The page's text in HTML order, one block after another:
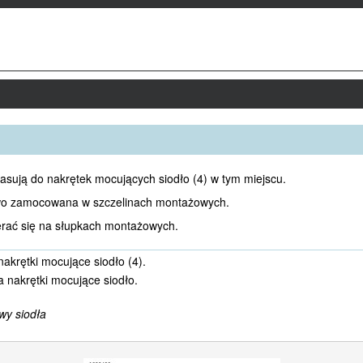
do nakrętek mocujących siodło (4) w tym miejscu.
zamocowana w szczelinach montażowych.
się na słupkach montażowych.
mocujące siodło (4).
mocujące siodło.
siodła